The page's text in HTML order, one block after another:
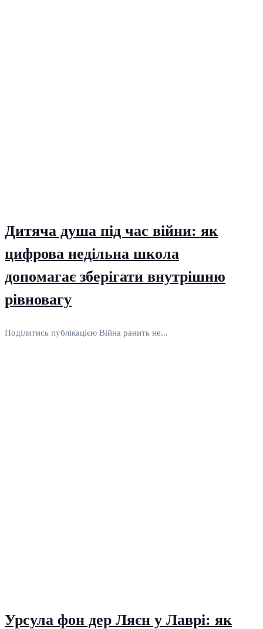
Дитяча душа під час війни: як
цифрова недільна школа
допомагає зберігати внутрішню
рівновагу
Поділитись публікацією Війна ранить не...
Урсула фон дер Ляєн у Лаврі: як